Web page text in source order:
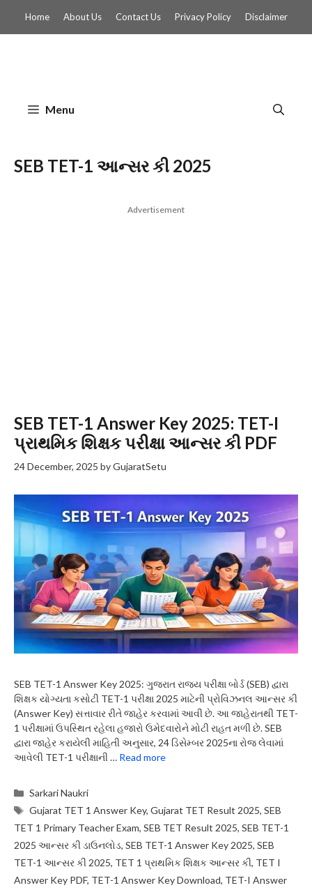
content
Home About Us Contact Us Privacy Policy Disclaimer
Menu
SEB TET-1 આન્સર કી 2025
Advertisement
SEB TET-1 Answer Key 2025: TET-I
પ્રાથમિક શિક્ષક પરીક્ષા આન્સર કી PDF
24 December, 2025 byGujaratSetu
SEB TET-1 Answer Key 2025: ગુજરાત રાજ્ય પરીક્ષા બોર્ડ (SEB) દ્વારા
શિક્ષક યોગ્યતા કસોટી TET-1 પરીક્ષા 2025 માટેની પ્રોવિઝનલ આન્સર કી
(Answer Key) સત્તાવાર રીતે જાહેર કરવામાં આવી છે. આ જાહેરાતથી TET-
1 પરીક્ષામાં ઉપસ્થિત રહેલા હજારો ઉમેદવારોને મોટી રાહત મળી છે. SEB
દ્વારા જાહેર કરાયેલી માહિતી અનુસાર, 24 ડિસેમ્બર 2025ના રોજ લેવામાં
આવેલી TET-1 પરીક્ષાની … Read more
Categories
Sarkari Naukri
Tags
Gujarat TET 1 Answer Key,Gujarat TET Result 2025,SEB
TET 1 Primary Teacher Exam, SEB TET Result 2025, SEB TET-1
2025 આન્સર કી ડાઉનલોડ, SEB TET-1 Answer Key 2025, SEB
TET-1 આન્સર કી 2025, TET 1 પ્રાથમિક શિક્ષક આન્સર કી, TET I
Answer Key PDF, TET-1 Answer Key Download, TET-I Answer